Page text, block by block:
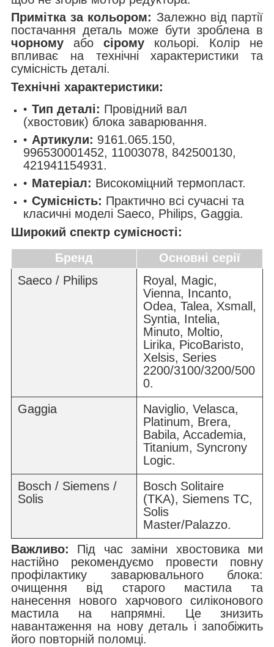
Примітка за кольором: Залежно від партії
постачання деталь може бути зроблена в
чорному або сірому кольорі. Колір не
впливає на технічні характеристики та
сумісність деталі.
Технічні характеристики:
Тип деталі: Провідний вал
(хвостовик) блока заварювання.
Артикули: 9161.065.150,
996530001452, 11003078, 842500130,
421941154931.
Матеріал: Високоміцний термопласт.
Сумісність: Практично всі сучасні та
класичні моделі Saeco, Philips, Gaggia.
Широкий спектр сумісності:
Бренд
Основні серії
Saeco / Philips
Royal, Magic,
Vienna, Incanto,
Odea, Talea, Xsmall,
Syntia, Intelia,
Minuto, Moltio,
Lirika, PicoBaristo,
Xelsis, Series
2200/3100/3200/500
0.
Gaggia
Naviglio, Velasca,
Platinum, Brera,
Babila, Accademia,
Titanium, Syncrony
Logic.
Bosch / Siemens /
Solis
Bosch Solitaire
(TKA), Siemens TC,
Solis
Master/Palazzo.
Важливо: Під час заміни хвостовика ми
настійно рекомендуємо провести повну
профілактику заварювального блока:
очищення від старого мастила та
нанесення нового харчового силіконового
мастила на напрямні. Це знизить
навантаження на нову деталь і запобіжить
його повторній поломці.